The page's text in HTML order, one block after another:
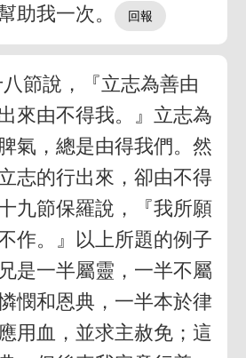
助我一次。
節說，『立志為善由
來由不得我。』立志為
氣，總是由得我們。然
志的行出來，卻由不得
九節保羅說，『我所願
作。』以上所題的例子
是一半屬靈，一半不屬
憫和恩典，一半本於律
用血，並求主赦免；這